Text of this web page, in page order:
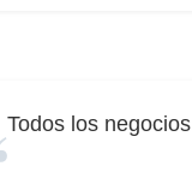
Todos los